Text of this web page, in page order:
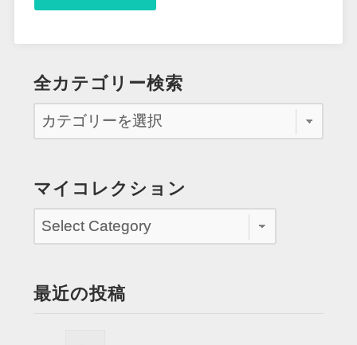
全カテゴリー検索
マイコレクション
最近の投稿